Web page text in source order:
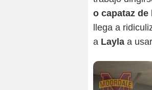
o capataz
llega a
a Layla a